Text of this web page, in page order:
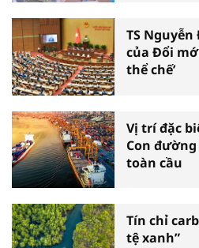
TS
của Đổi
thể chế’
Vị trí đặc
Con
toàn cầu
Tín chỉ
tệ xanh”